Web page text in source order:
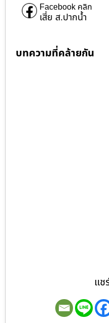
Facebook คลิก
เสี่ย ส.ปากน้ำ
บทความที่คล้ายกัน
แช